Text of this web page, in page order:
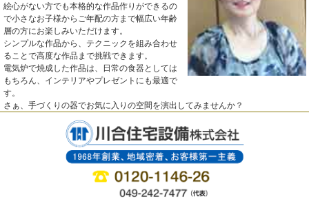
絵心がない方でも本格的な作品作りができるの
で小さなお子様からご年配の方まで幅広い年齢
層の方にお楽しみいただけます。
シンプルな作品から、テクニックを組み合わせ
ることで高度な作品まで挑戦できます。
電気炉で焼成した作品は、日常の食器としては
もちろん、インテリアやプレゼントにも最適で
す。
さぁ、手づくりの器でお気に入りの空間を演出してみませんか？